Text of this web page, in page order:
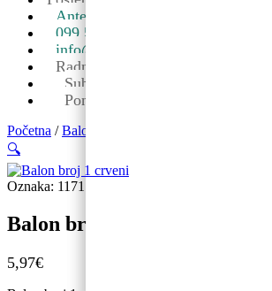
Ante Starčevića 5A, Koprivnica ->
099 590 2450
info@partyshopbaloncic.hr
Radno vrijeme
Sub: 08-13
Pon-pet: 09-19
Početna /Baloni
🔍
Oznaka: 1171
Balon broj 1 crveni
5,97€